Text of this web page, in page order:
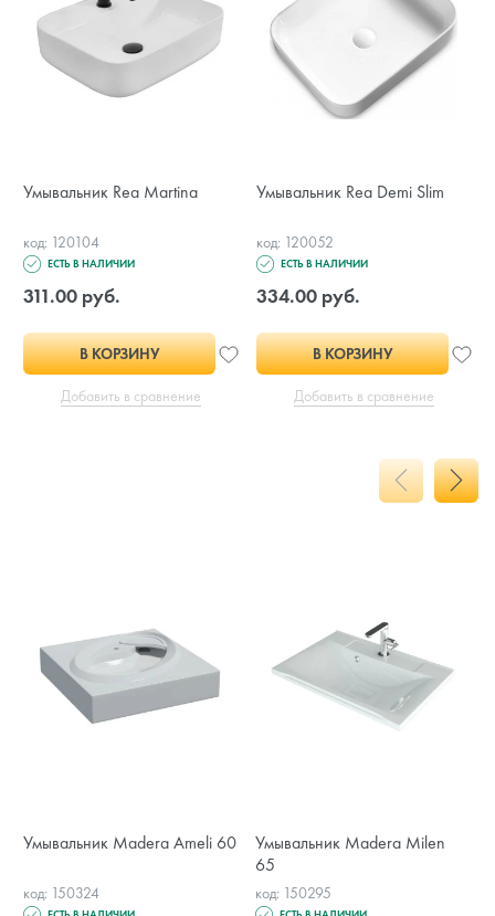
Умывальник Rea Martina
код: 120104
ЕСТЬ В НАЛИЧИИ
311.00 руб.
В КОРЗИНУ
Добавить в сравнение
Умывальник Rea Demi Slim
код: 120052
ЕСТЬ В НАЛИЧИИ
334.00 руб.
В КОРЗИНУ
Добавить в сравнение
Умывальник Madera Ameli 60
код: 150324
Умывальник Madera Milen
65
код: 150295